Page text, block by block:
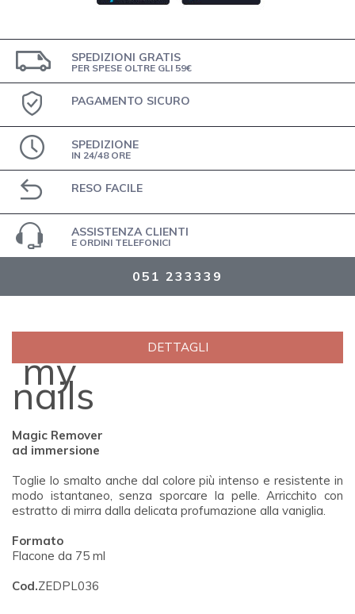
SPEDIZIONI GRATIS
PER SPESE OLTRE GLI 59€
PAGAMENTO SICURO
SPEDIZIONE
IN 24/48 ORE
RESO FACILE
ASSISTENZA CLIENTI
E ORDINI TELEFONICI
051 233339
DETTAGLI
my
nails
Magic Remover
ad immersione
Toglie lo smalto anche dal colore più intenso e resistente in
modo istantaneo, senza sporcare la pelle. Arricchito con
estratto di mirra dalla delicata profumazione alla vaniglia.
Formato
Flacone da 75 ml
Cod.ZEDPL036